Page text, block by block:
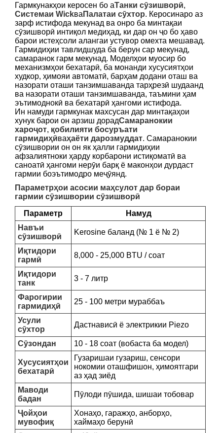
Гармкунакҳои керосен бо аТанки сӯзишворӣ,
Системаи Wickва Палатаи сӯхтор. Керосинаро аз
зарф истифода мекунад ва онро ба минтақаи
сӯзишворӣ интиқол медиҳад, ки дар он ҷо бо ҳаво
барои истеҳсоли алангаи устувор омехта мешавад.
Гармидиҳии тавлидшуда ба берун сар мекунад,
самаранок гарм мекунад. Моделҳои муосир бо
механизмҳои бехатарӣ, ба монанди хусусиятҳои
худкор, ҳимояи автоматӣ, барҳам додани оташ ва
назорати оташи танзимшаванда тарҳрезӣ шудаанд
ва назорати оташи танзимшаванда, таъмини ҳам
эътимоднокӣ ва бехатарӣ ҳангоми истифода.
Ин намуди гармкунак махсусан дар минтақаҳои
хунук барои он арзиш дорадСамаранокии
хароҷот, қобилияти босуръати
гармидиҳӣваҳаёти дарозмуддат. Самаранокии
сӯзишвории он он як ҳалли гармидиҳии
афзалиятноки ҳарду корбарони истиқоматӣ ва
саноатӣ ҳангоми нерӯи барқ ​​ё маконҳои дурдаст
гармии боэътимодро меҷӯянд.
Параметрҳои асосии маҳсулот дар бораи
гармии сӯзишвории сӯзишворӣ
Параметр
Намуд
Навъи
сӯзишворӣ
Kerosine баланд (№ 1 ё № 2)
Иқтидори
гармӣ
8,000 - 25,000 BTU / соат
Иқтидори
танк
3 - 7 литр
Фарогирии
гармидиҳӣ
25 - 100 метри мураббаъ
Усули
сӯхтор
Дастнависӣ ё электрикии Piezo
Сӯзондан 10 - 18 соат (вобаста ба модел)
Хусусиятҳои
бехатарӣ
Гузаришаи гузариш, сенсори
нокомии оташфишон, ҳимоятгари
аз ҳад зиёд
Маводи
бадан
Пӯлоди пӯшида, шишаи тобовар
Ҷойҳои
мувофиқ
Хонаҳо, гаражҳо, анборҳо,
хаймаҳо берунӣ